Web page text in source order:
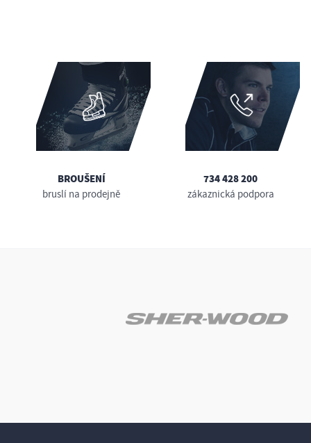
BROUŠENÍ
bruslí na prodejně
734 428 200
zákaznická podpora